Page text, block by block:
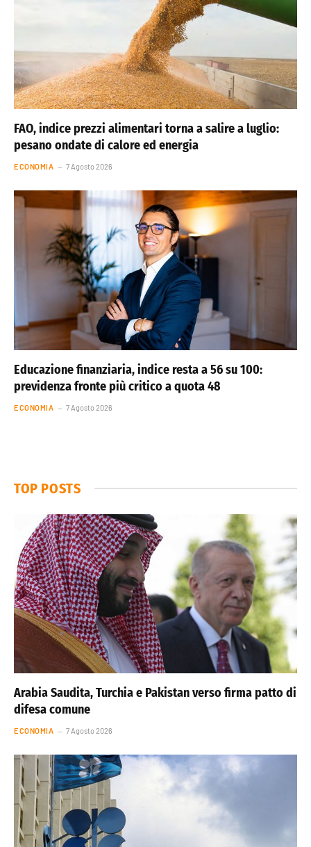
FAO, indice prezzi alimentari torna a salire a luglio:
pesano ondate di calore ed energia
ECONOMIA 7 Agosto 2026
Educazione finanziaria, indice resta a 56 su 100:
previdenza fronte più critico a quota 48
ECONOMIA 7 Agosto 2026
TOP POSTS
Arabia Saudita, Turchia e Pakistan verso firma patto di
difesa comune
ECONOMIA 7 Agosto 2026